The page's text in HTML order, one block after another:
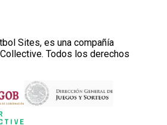
Sites, es una compañía
Todos los derechos